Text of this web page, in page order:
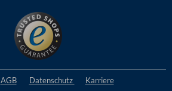
AGB Datenschutz
Karriere